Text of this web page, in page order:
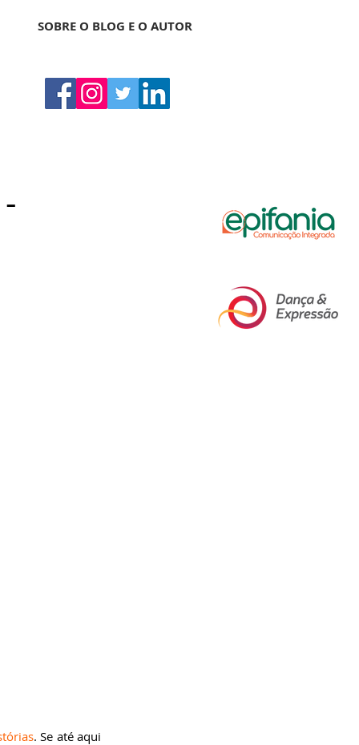
SOBRE O BLOG E O AUTOR
. Se até aqui